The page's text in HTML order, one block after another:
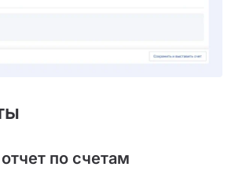
по счетам